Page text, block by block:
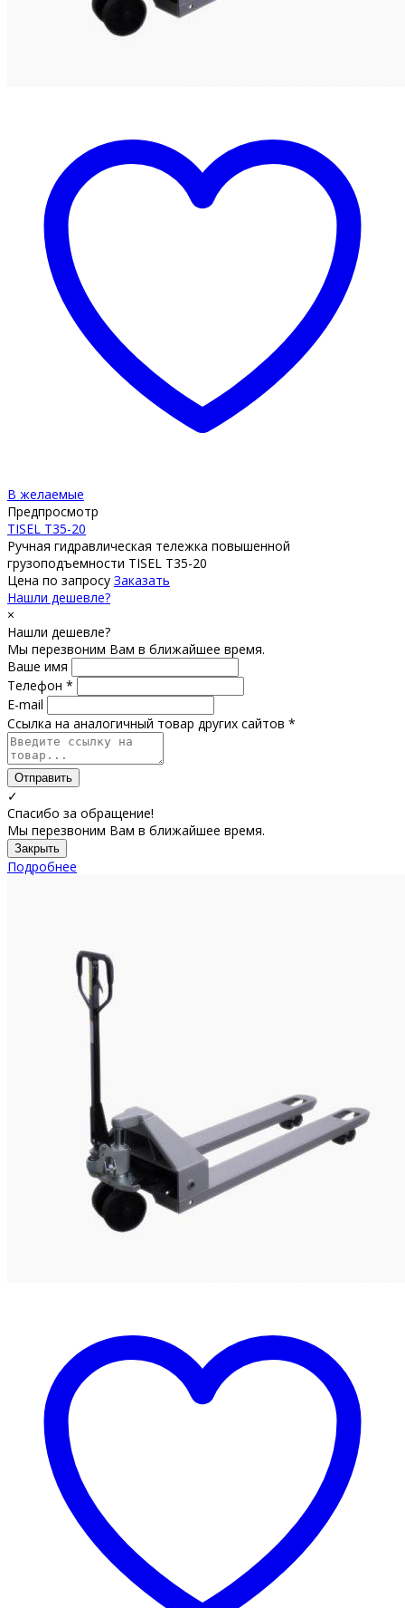
В желаемые
Предпросмотр
TISEL T35-20
Ручная гидравлическая тележка повышенной
грузоподъемности TISEL T35-20
Цена по запросу Заказать
Нашли дешевле?
×
Нашли дешевле?
Мы перезвоним Вам в ближайшее время.
Ваше имя
Телефон *
E-mail
Ссылка на аналогичный товар других сайтов *
Отправить
✓
Спасибо за обращение!
Мы перезвоним Вам в ближайшее время.
Закрыть
Подробнее